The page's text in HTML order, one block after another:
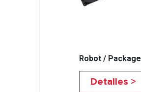
Robot / Package
Detalles >